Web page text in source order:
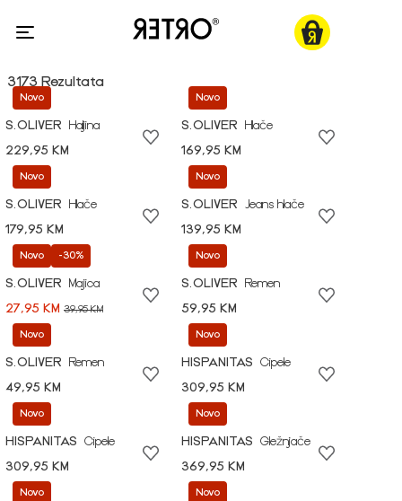
3173 Rezultata
Novo
S.OLIVER
Haljina
229,95 KM
Novo
S.OLIVER
Hlače
169,95 KM
Novo
S.OLIVER
Hlače
179,95 KM
Novo
S.OLIVER
Jeans hlače
139,95 KM
Novo -30%
S.OLIVER
Majica
27,95 KM 39,95 KM
Novo
S.OLIVER
Remen
59,95 KM
Novo
S.OLIVER
Remen
49,95 KM
Novo
HISPANITAS
Cipele
309,95 KM
Novo
HISPANITAS
Cipele
309,95 KM
Novo
HISPANITAS
Gležnjače
369,95 KM
Novo Novo